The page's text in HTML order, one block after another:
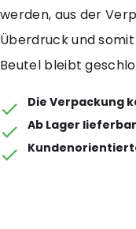
werden, aus der
Überdruck und
Beutel bleibt
Die Verpackung
Ab Lager lieferbar